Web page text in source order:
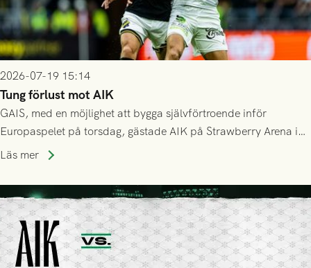
2026-07-19 15:14
Tung förlust mot AIK
GAIS, med en möjlighet att bygga självförtroende inför
Europaspelet på torsdag, gästade AIK på Strawberry Arena i
Stockholm . Men trots konstant hotande i första halvlek av
lyckades få in 2-0.
Läs mer